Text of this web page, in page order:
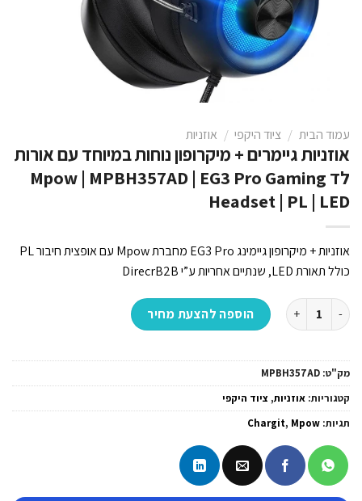
עמוד הבית / ציוד היקפי / אוזניות
אוזניות גיימרים + מיקרופון נוחות במיוחד עם אורות
לד Mpow | MPBH357AD | EG3 Pro Gaming
Headset | PL | LED
אוזניות + מיקרופון גיימינג EG3 Pro מחברת Mpow עם אופצית חיבור PL
כולל תאורת LED, שנתיים אחריות ע”י DirecrB2B
כמות של אוזניות גיימרים + מיקרופון נוחות במיוחד עם אורות לד Mpow | MPBH357AD | EG3 Pro Gaming Headset | PL | LED
הוספה להצעת מחיר
מק"ט: MPBH357AD
קטגוריות: אוזניות, ציוד היקפי
תגיות:
Chargit, Mpow